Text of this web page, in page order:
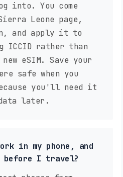
into. You come
Leone page,
and apply it to
ICCID rather than
eSIM. Save your
safe when you
you'll need it
later.
in my phone, and
I travel?